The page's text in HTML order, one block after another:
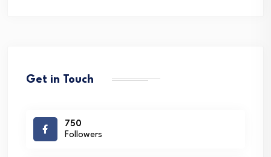
Get in Touch
750
Followers